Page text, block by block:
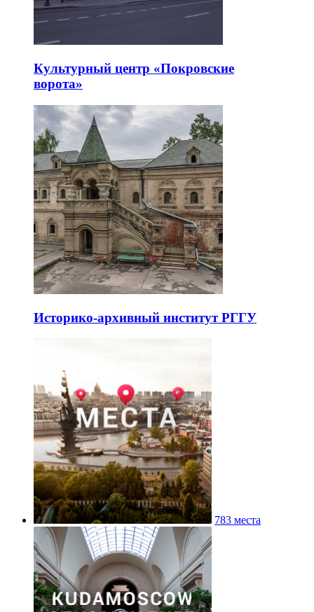
Культурный центр «Покровские
ворота»
Историко-архивный институт РГГУ
783 места